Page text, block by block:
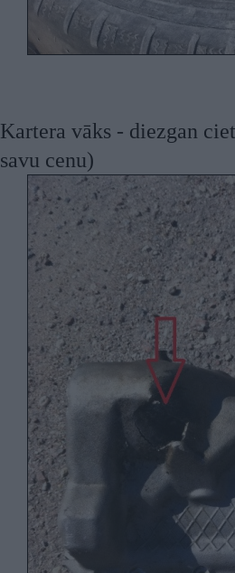
Kartera vāks - diezgan
savu cenu)